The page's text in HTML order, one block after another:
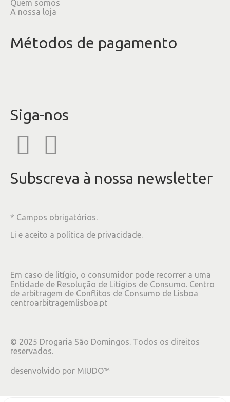
Quem somos
A nossa loja
Métodos de pagamento
Siga-nos
Subscreva à nossa newsletter
* Campos obrigatórios.
Li e aceito a política de privacidade.
Em caso de litígio, o consumidor pode recorrer a uma
Entidade de Resolução de Litígios de Consumo. Centro
de arbitragem de Conflitos de Consumo de Lisboa
centroarbitragemlisboa.pt
© 2025 Drogaria São Domingos. Todos os direitos
reservados.
desenvolvido por MIUDO™